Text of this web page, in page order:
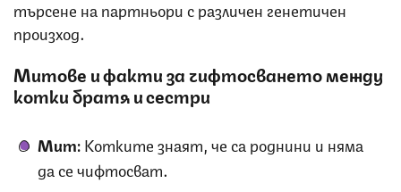
търсене на партньори с различен генетичен
произход.
Митове и факти за чифтосването между
котки братя и сестри
Мит:Котките знаят, че са роднини и няма
да се чифтосват.